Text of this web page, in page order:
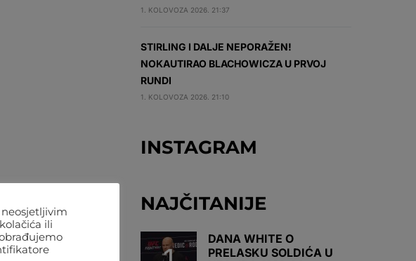
1. KOLOVOZA 2026. 21:37
STIRLING I DALJE NEPORAŽEN!
NOKAUTIRAO BLACHOWICZA U PRVOJ
RUNDI
1. KOLOVOZA 2026. 21:10
INSTAGRAM
NAJČITANIJE
DANA WHITE O
PRELASKU SOLDIĆA U
ili